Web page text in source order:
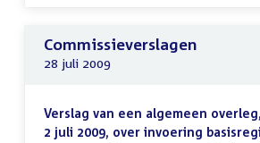
Commissieverslagen
28 juli 2009
Verslag van een algemeen
2 juli 2009, over invoering